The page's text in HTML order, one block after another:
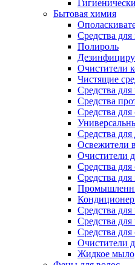
Бытовая химия
Средства
Полироль
Очистители
Чистящие
Средства
Средства
Средства для
Средства
Освежители
Очистители
Средства
Средства
Средства
Средства для
Средства для
Очистители
Жидкое мыло